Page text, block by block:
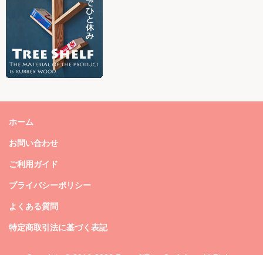
ホーム
お問い合わせ
ご利用ガイド
プライバシーポリシー
よくある質問
特定商取引法に基づく表記